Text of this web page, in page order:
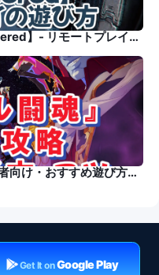
【Marvel's Spider-Man Remastered】- リモートプレイの遊び方
『マーベル闘魂』序盤攻略 - 初心者向け・おすすめ遊び方・コツ
Get It onGoogle Play